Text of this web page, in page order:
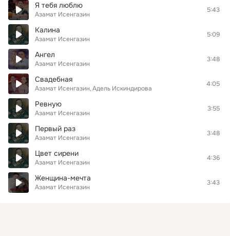
Я тебя люблю
Азамат Исенгазин
5:43
Калина
Азамат Исенгазин
5:09
Ангел
Азамат Исенгазин
3:48
Свадебная
Азамат Исенгазин Адель Искиндирова
4:05
Ревную
Азамат Исенгазин
3:55
Первый раз
Азамат Исенгазин
3:48
Цвет сирени
Азамат Исенгазин
4:36
Женщина-мечта
Азамат Исенгазин
3:43